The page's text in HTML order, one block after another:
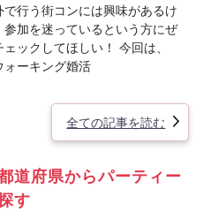
で行う街コンには興味があるけ
参加を迷っているという方にぜ
ェックしてほしい！ 今回は、
ォーキング婚活
全ての記事を読む
道府県からパーティー
す